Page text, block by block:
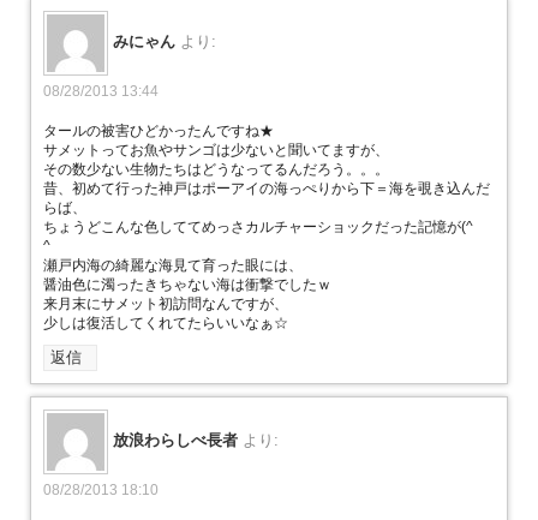
みにゃん より:
08/28/2013 13:44
タールの被害ひどかったんですね★
サメットってお魚やサンゴは少ないと聞いてますが、
その数少ない生物たちはどうなってるんだろう。。。
昔、初めて行った神戸はポーアイの海っぺりから下＝海を覗き込んだ
らば、
ちょうどこんな色しててめっさカルチャーショックだった記憶が(^
^ゞ
瀬戸内海の綺麗な海見て育った眼には、
醤油色に濁ったきちゃない海は衝撃でしたｗ
来月末にサメット初訪問なんですが、
少しは復活してくれてたらいいなぁ☆
返信
放浪わらしべ長者 より:
08/28/2013 18:10